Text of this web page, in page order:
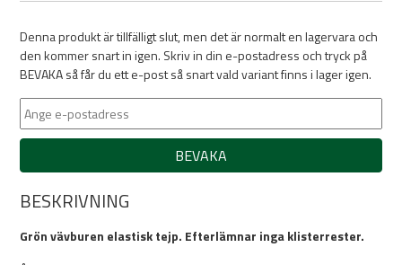
Denna produkt är tillfälligt slut, men det är normalt en lagervara och
den kommer snart in igen. Skriv in din e-postadress och tryck på
BEVAKA så får du ett e-post så snart vald variant finns i lager igen.
BEVAKA
BESKRIVNING
Grön vävburen elastisk tejp. Efterlämnar inga klisterrester.